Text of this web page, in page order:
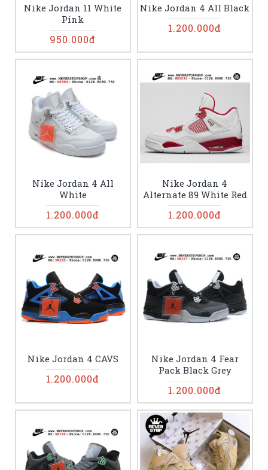
Nike Jordan 11 White
Pink
950.000đ
Nike Jordan 4 All Black
1.200.000đ
Nike Jordan 4 All
White
1.200.000đ
Nike Jordan 4
Alternate 89 White Red
1.200.000đ
Nike Jordan 4 CAVS
1.200.000đ
Nike Jordan 4 Fear
Pack Black Grey
1.200.000đ